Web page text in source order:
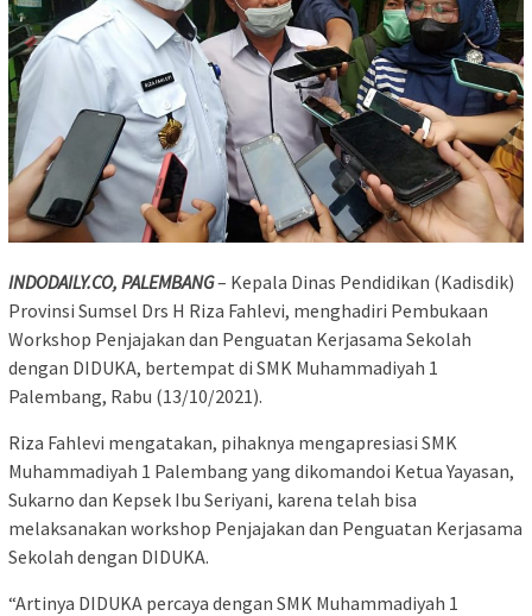
INDODAILY.CO, PALEMBANG– Kepala Dinas Pendidikan (Kadisdik)
Provinsi Sumsel Drs H Riza Fahlevi, menghadiri Pembukaan
Workshop Penjajakan dan Penguatan Kerjasama Sekolah
dengan DIDUKA, bertempat di SMK Muhammadiyah 1
Palembang, Rabu (13/10/2021).
Riza Fahlevi mengatakan, pihaknya mengapresiasi SMK
Muhammadiyah 1 Palembang yang dikomandoi Ketua Yayasan,
Sukarno dan Kepsek Ibu Seriyani, karena telah bisa
melaksanakan workshop Penjajakan dan Penguatan Kerjasama
Sekolah dengan DIDUKA.
“Artinya DIDUKA percaya dengan SMK Muhammadiyah 1